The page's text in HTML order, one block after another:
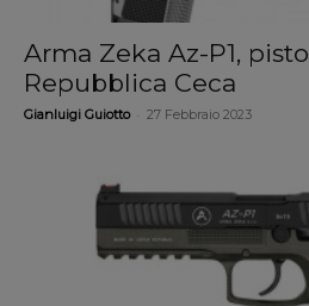
Arma Zeka Az-P1,
Repubblica Ceca
Gianluigi Guiotto 27 Febbraio 2023